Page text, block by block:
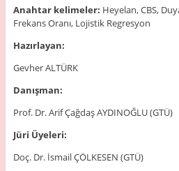
Anahtar kelimeler: Heyelan, CBS,
Frekans Oranı, Lojistik Regresyon
Hazırlayan:
Gevher ALTÜRK
Danışman:
Prof. Dr. Arif Çağdaş AYDINOĞLU (GTÜ)
Jüri Üyeleri:
Doç. Dr. İsmail ÇÖLKESEN (GTÜ)